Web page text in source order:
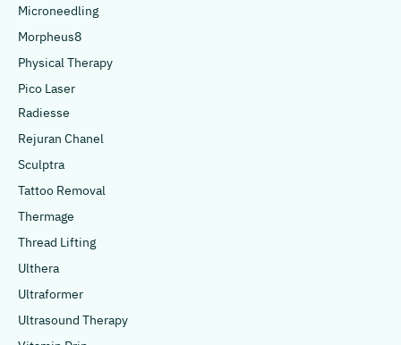
Microneedling
Morpheus8
Physical Therapy
Pico Laser
Radiesse
Rejuran Chanel
Sculptra
Tattoo Removal
Thermage
Thread Lifting
Ulthera
Ultraformer
Ultrasound Therapy